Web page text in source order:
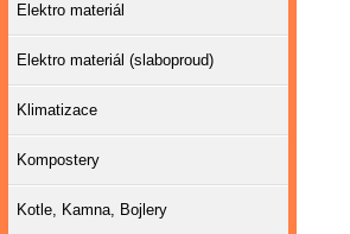
Elektro materiál
Elektro materiál (slaboproud)
Klimatizace
Kompostery
Kotle, Kamna, Bojlery